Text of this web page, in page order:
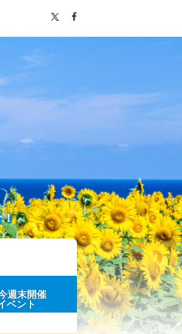
！
週末開催
ベント